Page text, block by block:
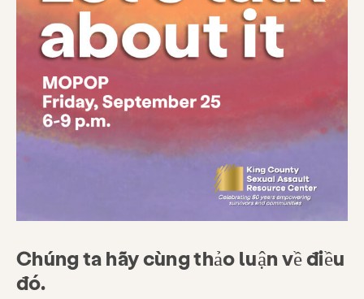
Tài nguyên Đưa cho Tham gia
Việc làm Câu hỏi thường gặp
Tìm kiếm KCSARC
Chúng ta hãy cùng thảo luận về điều
đó.